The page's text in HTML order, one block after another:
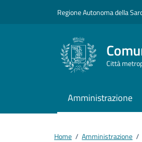
Regione Autonoma della
Città
Amministrazione
Home / Amministrazione /